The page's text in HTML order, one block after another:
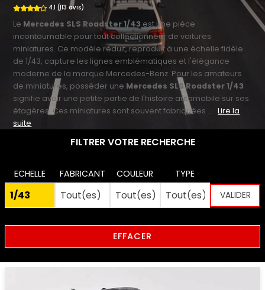
4.1 (113 avis)
Le Mercedes SLS Roadster 1/43 est une pièce
incontournable pour tout collectionneur de voitures
miniatures. Ce modèle réduit, reproduit à une échelle fidèle
de 1/43, capture les lignes emblématiques et l'élégance
moderne de la marque Mercedes-Benz. Pour les amateurs
de miniatures, posséder une Mercedes SLS Roadster 1/43
signifie avoir une petite partie de l'histoire automobile sur ses
étagères. Ces miniatures sont souvent fabriquées ... Lire la
suite
FILTRER VOTRE RECHERCHE
ECHELLE FABRICANT COULEUR TYPE
EFFACER